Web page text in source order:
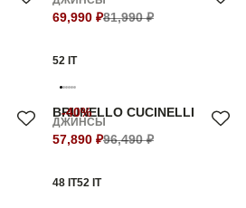
69,990 ₽81,990 ₽
52 IT
-40%
BRUNELLO CUCINELLI
ДЖИНСЫ
57,890 ₽96,490 ₽
48 IT52 IT